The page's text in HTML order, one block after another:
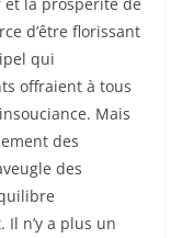
d’être florissant
qui
offraient à tous
Mais
des
des
Il n’y a plus un